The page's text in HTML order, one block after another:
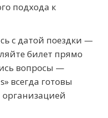
подхода к
с датой поездки —
билет прямо
вопросы —
всегда готовы